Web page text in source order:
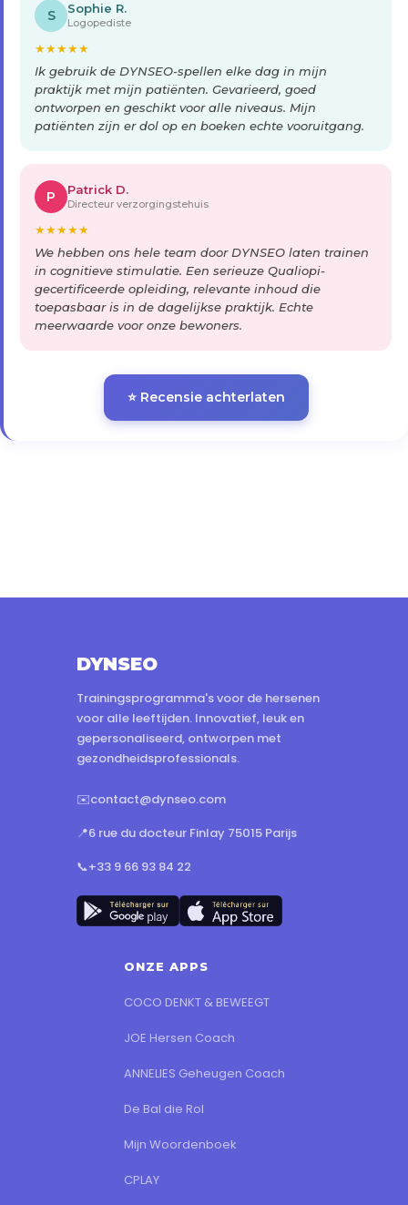
S Sophie R.
Logopediste
★★★★★
Ik gebruik de DYNSEO-spellen elke dag in mijn
praktijk met mijn patiënten. Gevarieerd, goed
ontworpen en geschikt voor alle niveaus. Mijn
patiënten zijn er dol op en boeken echte vooruitgang.
P Patrick D.
Directeur verzorgingstehuis
★★★★★
We hebben ons hele team door DYNSEO laten trainen
in cognitieve stimulatie. Een serieuze Qualiopi-
gecertificeerde opleiding, relevante inhoud die
toepasbaar is in de dagelijkse praktijk. Echte
meerwaarde voor onze bewoners.
⭐ Recensie achterlaten
DYNSEO
Trainingsprogramma's voor de hersenen
voor alle leeftijden. Innovatief, leuk en
gepersonaliseerd, ontworpen met
gezondheidsprofessionals.
✉️contact@dynseo.com
📍6 rue du docteur Finlay 75015 Parijs
📞+33 9 66 93 84 22
ONZE APPS
COCO DENKT & BEWEEGT
JOE Hersen Coach
ANNELIES Geheugen Coach
De Bal die Rol
Mijn Woordenboek
CPLAY